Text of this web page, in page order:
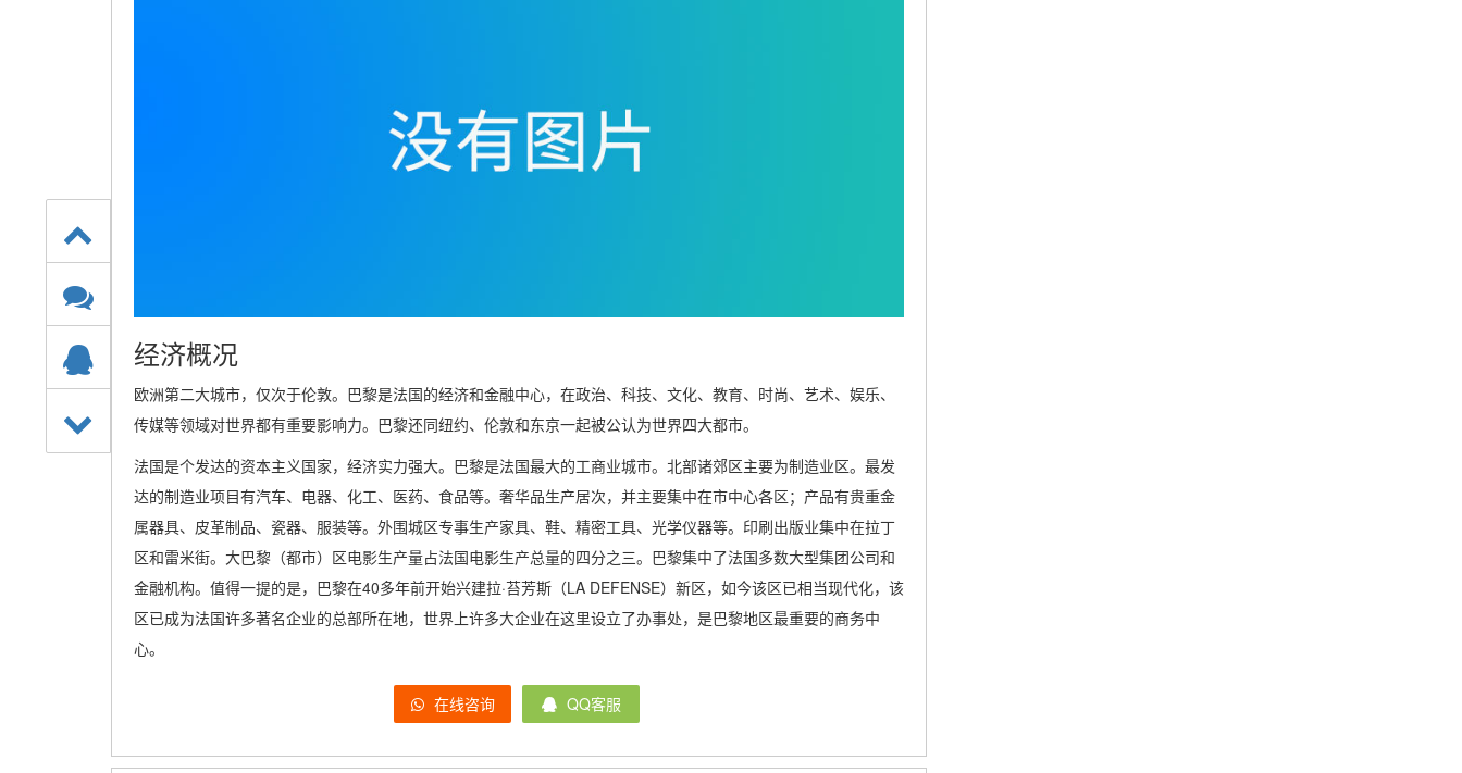
经济概况
欧洲第二大城市，仅次于伦敦。巴黎是法国的经济和金融中心，在政治、科技、文化、教育、时尚、艺术、娱乐、
传媒等领域对世界都有重要影响力。巴黎还同纽约、伦敦和东京一起被公认为世界四大都市。
法国是个发达的资本主义国家，经济实力强大。巴黎是法国最大的工商业城市。北部诸郊区主要为制造业区。最发
达的制造业项目有汽车、电器、化工、医药、食品等。奢华品生产居次，并主要集中在市中心各区；产品有贵重金
属器具、皮革制品、瓷器、服装等。外围城区专事生产家具、鞋、精密工具、光学仪器等。印刷出版业集中在拉丁
区和雷米街。大巴黎（都市）区电影生产量占法国电影生产总量的四分之三。巴黎集中了法国多数大型集团公司和
金融机构。值得一提的是，巴黎在40多年前开始兴建拉·苔芳斯（LA DEFENSE）新区，如今该区已相当现代化，该
区已成为法国许多著名企业的总部所在地，世界上许多大企业在这里设立了办事处，是巴黎地区最重要的商务中
心。
在线咨询 QQ客服